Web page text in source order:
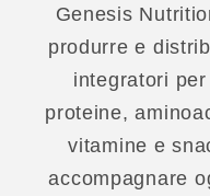
Genesis
produrre e
integratori
proteine,
vitamine e
accompagnare